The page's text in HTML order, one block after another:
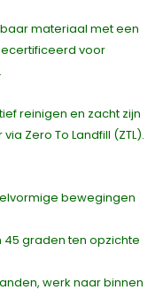
materiaal met een
voor
reinigen en zacht zijn
Zero To Landfill (ZTL).
bewegingen
45 graden ten opzichte
werk naar binnen